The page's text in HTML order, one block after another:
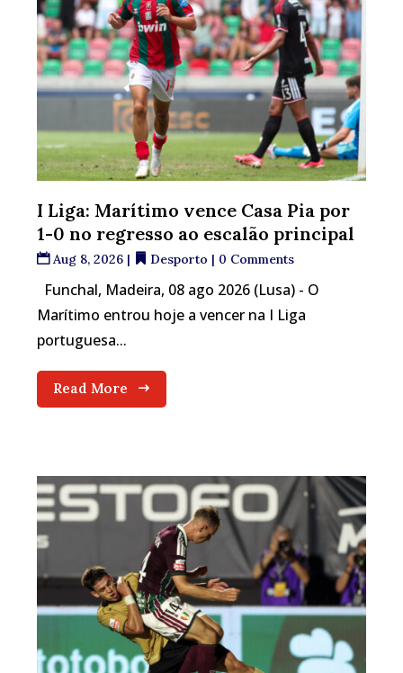
I Liga: Marítimo vence Casa Pia por
1-0 no regresso ao escalão principal
Aug 8, 2026 | Desporto | 0 Comments
Funchal, Madeira, 08 ago 2026 (Lusa) - O
Marítimo entrou hoje a vencer na I Liga
portuguesa...
Read More